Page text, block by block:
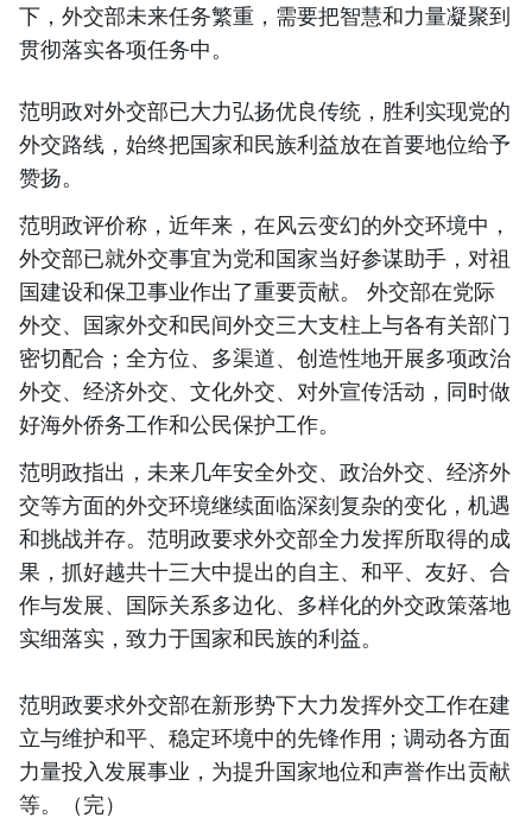
下，外交部未来任务繁重，需要把智慧和力量凝聚到
贯彻落实各项任务中。
范明政对外交部已大力弘扬优良传统，胜利实现党的
外交路线，始终把国家和民族利益放在首要地位给予
赞扬。
范明政评价称，近年来，在风云变幻的外交环境中，
外交部已就外交事宜为党和国家当好参谋助手，对祖
国建设和保卫事业作出了重要贡献。 外交部在党际
外交、国家外交和民间外交三大支柱上与各有关部门
密切配合；全方位、多渠道、创造性地开展多项政治
外交、经济外交、文化外交、对外宣传活动，同时做
好海外侨务工作和公民保护工作。
范明政指出，未来几年安全外交、政治外交、经济外
交等方面的外交环境继续面临深刻复杂的变化，机遇
和挑战并存。范明政要求外交部全力发挥所取得的成
果，抓好越共十三大中提出的自主、和平、友好、合
作与发展、国际关系多边化、多样化的外交政策落地
实细落实，致力于国家和民族的利益。
范明政要求外交部在新形势下大力发挥外交工作在建
立与维护和平、稳定环境中的先锋作用；调动各方面
力量投入发展事业，为提升国家地位和声誉作出贡献
等。（完）